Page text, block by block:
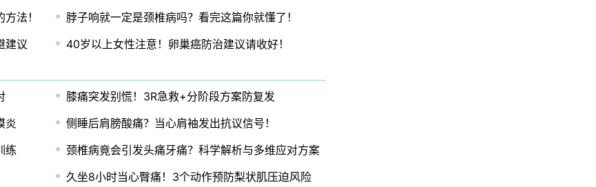
法！
脖子响就一定是颈椎病吗？看完这篇你就懂了！
建议
40岁以上女性注意！卵巢癌防治建议请收好！
膝痛突发别慌！3R急救+分阶段方案防复发
炎
侧睡后肩膀酸痛？当心肩袖发出抗议信号！
练
颈椎病竟会引发头痛牙痛？科学解析与多维应对方案
久坐8小时当心臀痛！3个动作预防梨状肌压迫风险